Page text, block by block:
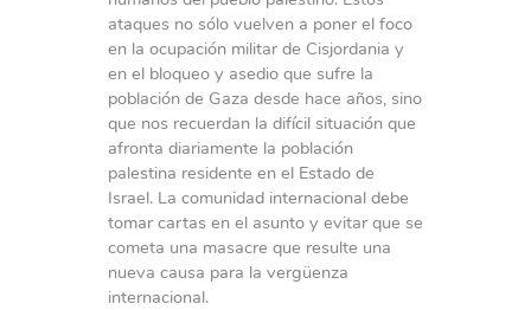
ataques no sólo vuelven a poner el foco
en la ocupación militar de Cisjordania y
en el bloqueo y asedio que sufre la
población de Gaza desde hace años, sino
que nos recuerdan la difícil situación que
afronta diariamente la población
palestina residente en el Estado de
Israel. La comunidad internacional debe
tomar cartas en el asunto y evitar que se
cometa una masacre que resulte una
nueva causa para la vergüenza
internacional.